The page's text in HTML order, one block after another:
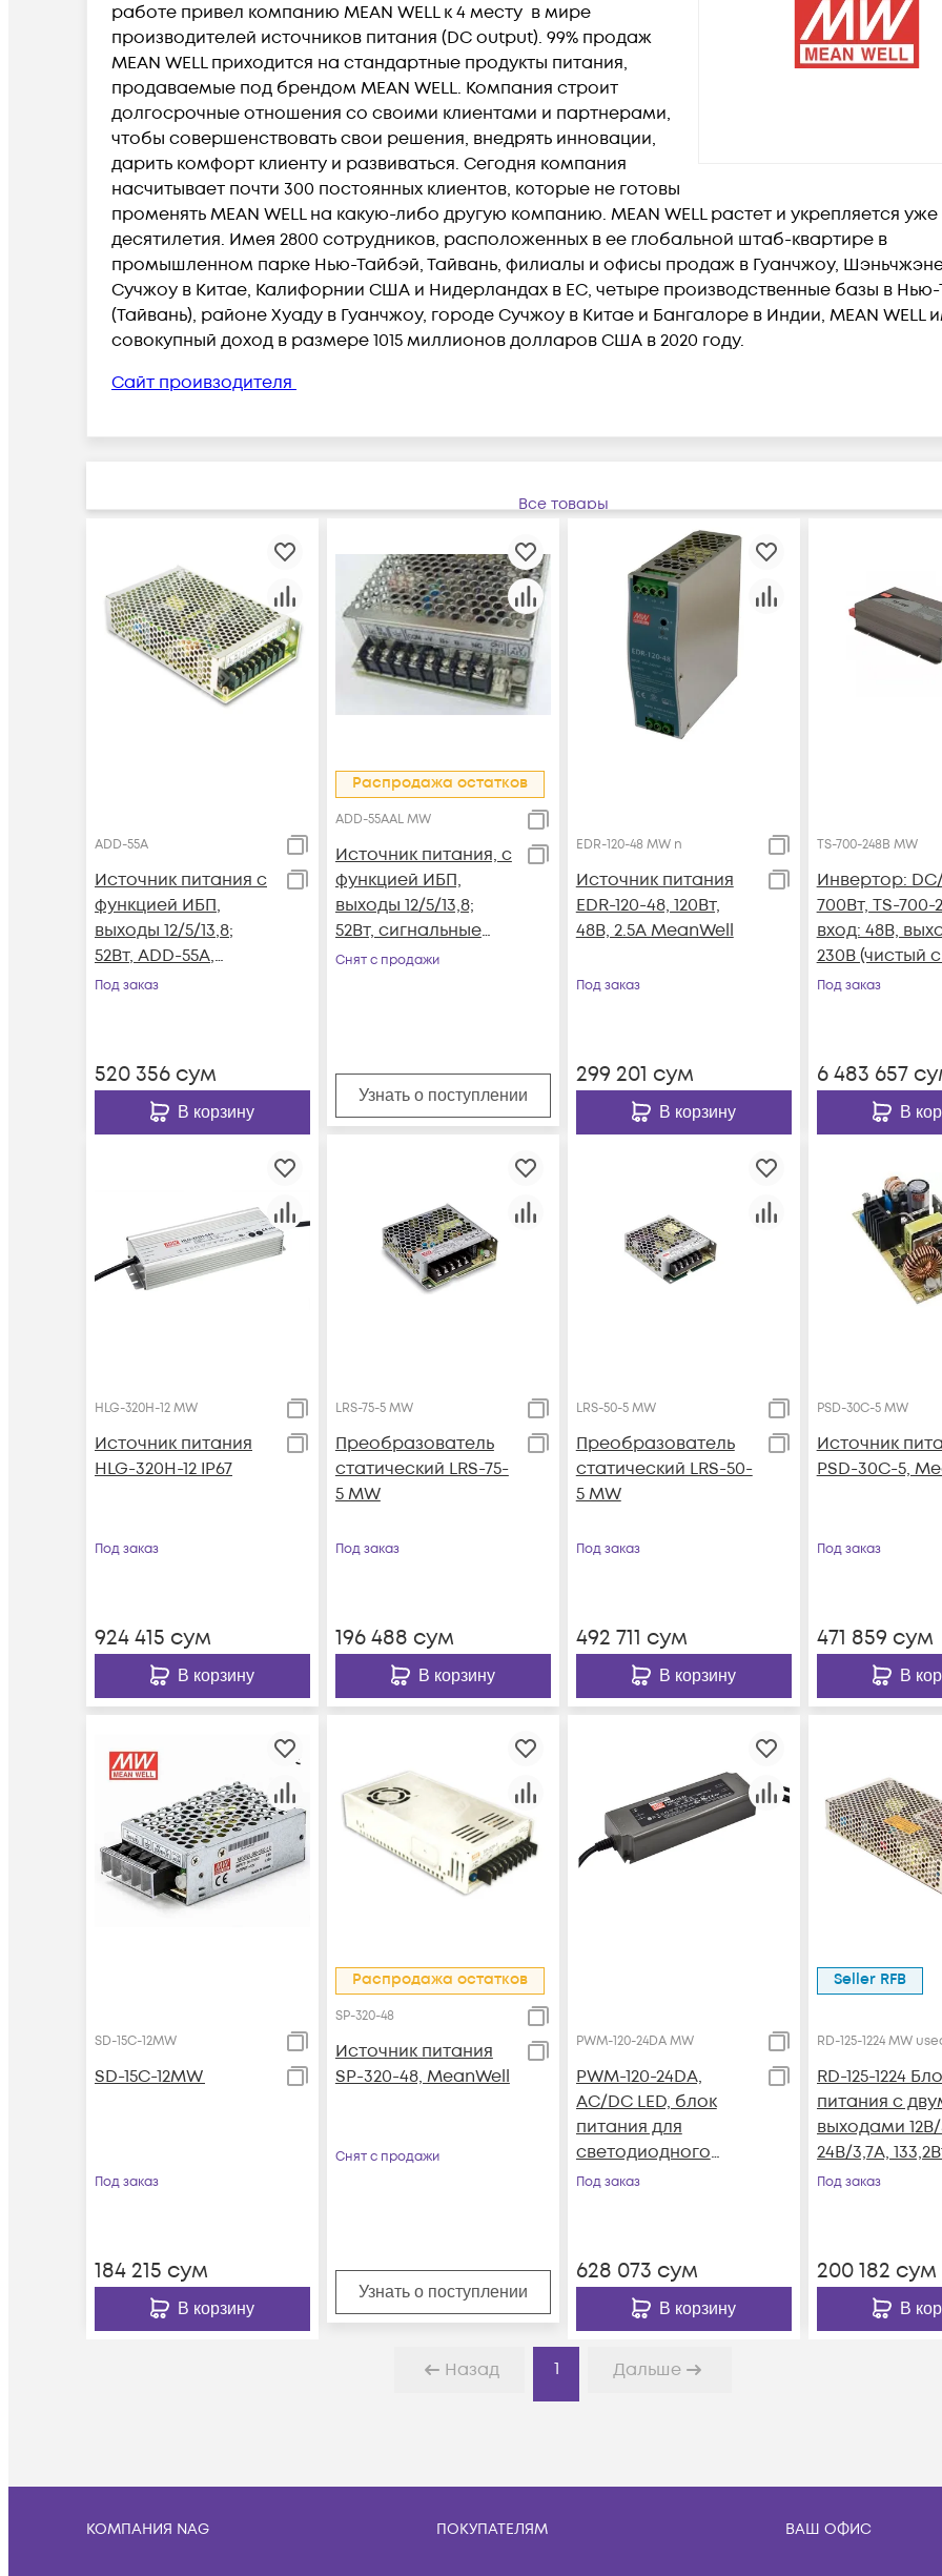
работе привел компанию MEAN WELL к 4 месту в мире
производителей источников питания (DC output). 99% продаж
MEAN WELL приходится на стандартные продукты питания,
продаваемые под брендом MEAN WELL. Компания строит
долгосрочные отношения со своими клиентами и партнерами,
чтобы совершенствовать свои решения, внедрять инновации,
дарить комфорт клиенту и развиваться. Сегодня компания
насчитывает почти 300 постоянных клиентов, которые не готовы
променять MEAN WELL на какую-либо другую компанию. MEAN WELL растет и укрепляется уже
десятилетия. Имея 2800 сотрудников, расположенных в ее глобальной штаб-квартире в
промышленном парке Нью-Тайбэй, Тайвань, филиалы и офисы продаж в Гуанчжоу,
Сучжоу в Китае, Калифорнии США и Нидерландах в ЕС, четыре производственные базы в
(Тайвань), районе Хуаду в Гуанчжоу, городе Сучжоу в Китае и Бангалоре в Индии, MEAN WELL
совокупный доход в размере 1015 миллионов долларов США в 2020 году.
Сайт проивзодителя
Все товары
ADD-55A
Источник питания с
функцией ИБП,
выходы 12/5/13,8;
52Вт, ADD-55A,
MeanWell
Под заказ
520 356 сум
В корзину
Распродажа остатков
ADD-55AAL MW
Источник питания, с
функцией ИБП,
выходы 12/5/13,8;
52Вт, сигнальные
выходы, ADD-55AAL,
Снят с продажи
Узнать о поступлении
EDR-120-48 MW n
Источник питания
EDR-120-48, 120Вт,
48В, 2.5А MeanWell
Под заказ
299 201 сум
В корзину
TS-700-248B MW
Инвертор:
700Вт, TS-700-
вход: 48В,
230В (чистый
Под заказ
6 483 657
В
HLG-320H-12 MW
Источник питания
HLG-320H-12 IP67
Под заказ
924 415 сум
В корзину
LRS-75-5 MW
Преобразователь
статический LRS-75-
5 MW
Под заказ
196 488 сум
В корзину
LRS-50-5 MW
Преобразователь
статический LRS-50-
5 MW
Под заказ
492 711 сум
В корзину
PSD-30C-5 MW
Источник
PSD-30C-5,
Под заказ
471 859 сум
В
SD-15C-12MW
SD-15C-12MW
Под заказ
184 215 сум
В корзину
Распродажа остатков
SP-320-48
Источник питания
SP-320-48, MeanWell
Снят с продажи
Узнать о поступлении
PWM-120-24DA MW
PWM-120-24DA,
AC/DC LED, блок
питания для
светодиодного
освещения.
Под заказ
628 073 сум
В корзину
Seller RFB
RD-125-1224 MW
RD-125-1224
питания с
выходами
24В/3,7А,
Mean Well
Под заказ
200 182 сум
В
Назад 1 Дальше
КОМПАНИЯ NAG ПОКУПАТЕЛЯМ ВАШ ОФИС